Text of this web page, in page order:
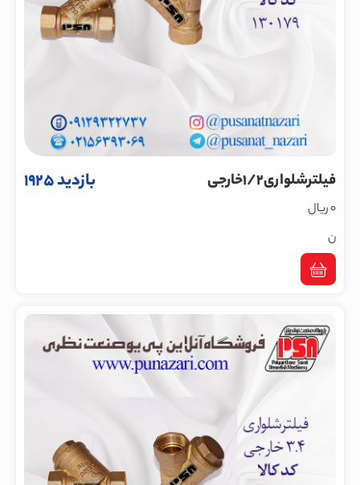
فیلترشلواری1/2خارجی بازدید 1925
0 ریال
ن